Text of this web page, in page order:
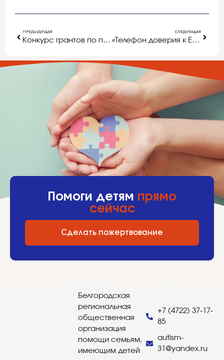
ПРЕДЫДУЩАЯ
Конкурс грантов по приоритетным направлениям развития образования.
СЛЕДУЮЩАЯ
«Телефон доверия к ЕГЭ»
Помоги детям прямо
сейчас
Сделать пожертвование
Белгородская
региональная
общественная
организация
помощи семьям,
имеющим детей
+7 (4722) 37-17-
85
autism-
31@yandex.ru